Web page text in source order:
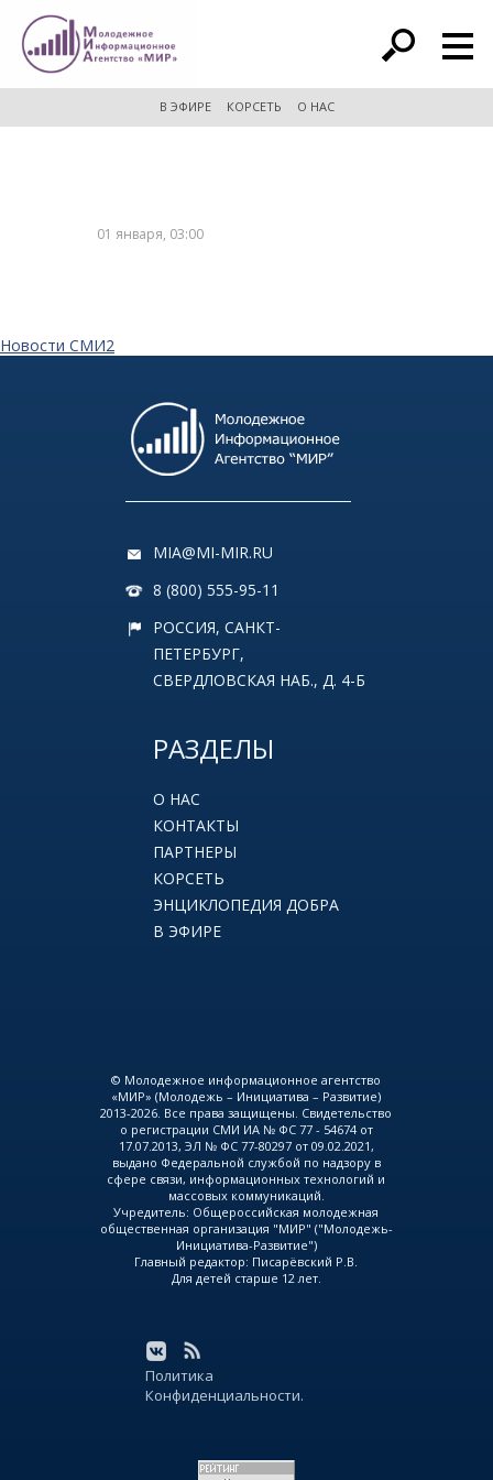
расширенный поиск
В ЭФИРЕ КОРСЕТЬ О НАС
01 января, 03:00
Новости СМИ2
MIA@MI-MIR.RU
8 (800) 555-95-11
РОССИЯ, САНКТ-
ПЕТЕРБУРГ,
СВЕРДЛОВСКАЯ НАБ., Д. 4-Б
РАЗДЕЛЫ
О НАС
КОНТАКТЫ
ПАРТНЕРЫ
КОРСЕТЬ
ЭНЦИКЛОПЕДИЯ ДОБРА
В ЭФИРЕ
© Молодежное информационное агентство
«МИР» (Молодежь – Инициатива – Развитие)
2013-2026. Все права защищены. Свидетельство
о регистрации СМИ ИА № ФС 77 - 54674 от
17.07.2013, ЭЛ № ФС 77-80297 от 09.02.2021,
выдано Федеральной службой по надзору в
сфере связи, информационных технологий и
массовых коммуникаций.
Учредитель: Общероссийская молодежная
общественная организация "МИР" ("Молодежь-
Инициатива-Развитие")
Главный редактор: Писарёвский Р.В.
Для детей старше 12 лет.
Политика
Конфиденциальности.